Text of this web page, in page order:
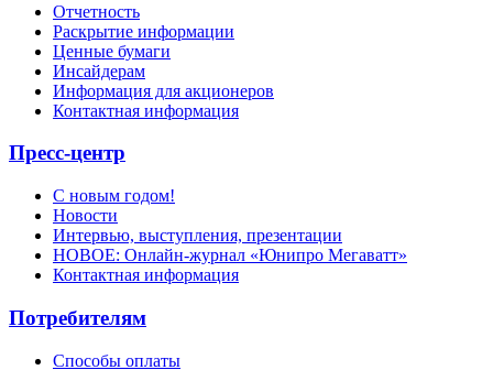
Отчетность
Раскрытие информации
Ценные бумаги
Инсайдерам
Информация для акционеров
Контактная информация
Пресс-центр
С новым годом!
Новости
Интервью, выступления, презентации
НОВОЕ: Онлайн-журнал «Юнипро Мегаватт»
Контактная информация
Потребителям
Способы оплаты